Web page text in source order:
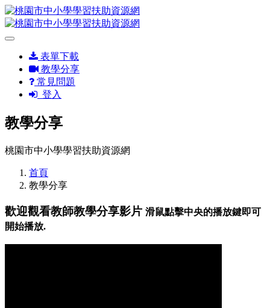
表單下載
教學分享
常見問題
登入
教學分享
桃園市中小學學習扶助資源網
首頁
教學分享
歡迎觀看教師教學分享影片 滑鼠點擊中央的播放鍵即可
開始播放.